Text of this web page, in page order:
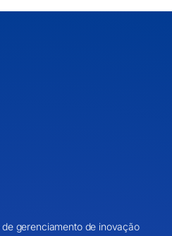
gerenciamento de inovação